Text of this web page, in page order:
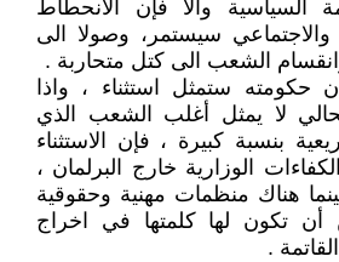
السياسية والا فإن الانحطاط
والاجتماعي سيستمر، وصولا الى
الشعب الى كتل متحاربة .
ستمثل استثناء ، واذا
لا يمثل أغلب الشعب الذي
بنسبة كبيرة ، فإن الاستثناء
الوزارية خارج البرلمان ،
هناك منظمات مهنية وحقوقية
أن تكون لها كلمتها في اخراج
.